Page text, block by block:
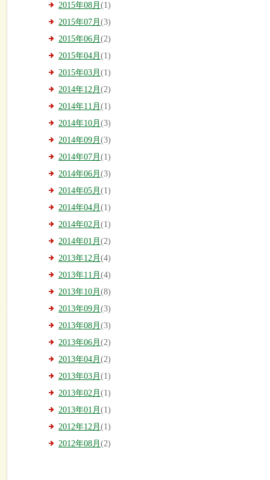
2015年08月 (1)
2015年07月 (3)
2015年06月 (2)
2015年04月 (1)
2015年03月 (1)
2014年12月 (2)
2014年11月 (1)
2014年10月 (3)
2014年09月 (3)
2014年07月 (1)
2014年06月 (3)
2014年05月 (1)
2014年04月 (1)
2014年02月 (1)
2014年01月 (2)
2013年12月 (4)
2013年11月 (4)
2013年10月 (8)
2013年09月 (3)
2013年08月 (3)
2013年06月 (2)
2013年04月 (2)
2013年03月 (1)
2013年02月 (1)
2013年01月 (1)
2012年12月 (1)
2012年08月 (2)